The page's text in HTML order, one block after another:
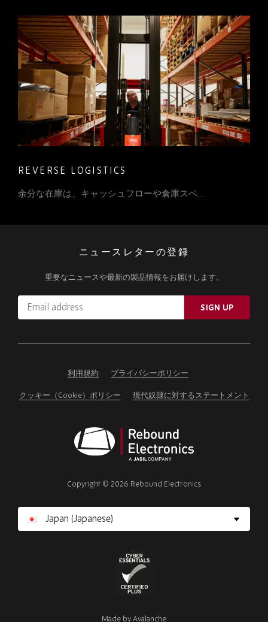
REVERSE LOGISTICS
余分な在庫は、キャッシュフローや倉庫スペ…
ニュースレターの登録
重要なニュースや最新の製品情報をお届けします。
Email
address
ignore
SIGN UP
利用規約 プライバシーポリシー
クッキー（Cookie）ポリシー 現代奴隷に対するステートメント
Electronics
Copyright © 2026 Rebound Electronics
Essentials
Made byAvalanche